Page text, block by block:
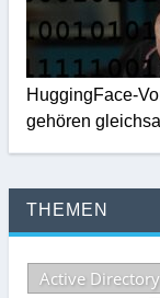
HuggingFace-
gehören
THEMEN
Active Directory